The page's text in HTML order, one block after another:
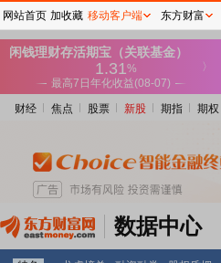
财经 焦点 股票 新股 期指 期权
数据中心
网站首页 加收藏 移动客户端 东方财富